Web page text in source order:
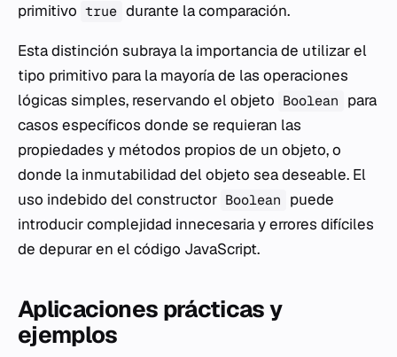
primitivo true durante la comparación.
Esta distinción subraya la importancia de utilizar el
tipo primitivo para la mayoría de las operaciones
lógicas simples, reservando el objeto Boolean para
casos específicos donde se requieran las
propiedades y métodos propios de un objeto, o
donde la inmutabilidad del objeto sea deseable. El
uso indebido del constructor Boolean puede
introducir complejidad innecesaria y errores difíciles
de depurar en el código JavaScript.
Aplicaciones prácticas y
ejemplos